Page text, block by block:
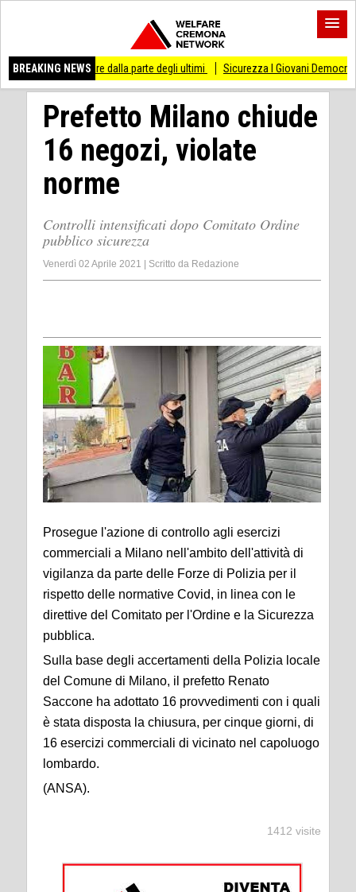
BREAKING NEWS
dalla parte degli ultimi Sicurezza I Giovani Democratici ribattono ai
Prefetto Milano chiude
16 negozi, violate
norme
Controlli intensificati dopo Comitato Ordine
pubblico sicurezza
Venerdì 02 Aprile 2021 Scritto da Redazione
Prosegue l'azione di controllo agli esercizi
commerciali a Milano nell'ambito dell'attività di
vigilanza da parte delle Forze di Polizia per il
rispetto delle normative Covid, in linea con le
direttive del Comitato per l'Ordine e la Sicurezza
pubblica.
Sulla base degli accertamenti della Polizia locale
del Comune di Milano, il prefetto Renato
Saccone ha adottato 16 provvedimenti con i quali
è stata disposta la chiusura, per cinque giorni, di
16 esercizi commerciali di vicinato nel capoluogo
lombardo.
(ANSA).
1412 visite